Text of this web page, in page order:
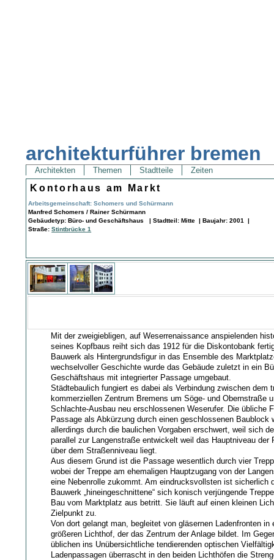
architekturführer bremen
Architekten Themen Stadtteile Zeiten
Kontorhaus am Markt
Arbeitsgemeinschaft: Schomers und Schürmann
Manfred Schomers / Rainer Schürmann
Gebäudetyp: Büro- und Geschäftshaus | Stadtteil: Mitte | Baujahr: 2001 |
Straße:Stintbrücke 1
Mit der zweigiebligen, auf Weserrenaissance anspielenden
seines Kopfbaus reiht sich das 1912 für die Diskontobank
Bauwerk als Hintergrundsfigur in das Ensemble des
wechselvoller Geschichte wurde das Gebäude zuletzt in ein
Geschäftshaus mit integrierter Passage umgebaut.
Städtebaulich fungiert es dabei als Verbindung zwischen dem
kommerziellen Zentrum Bremens um Söge- und Obernstraße
Schlachte-Ausbau neu erschlossenen Weserufer. Die übliche
Passage als Abkürzung durch einen geschlossenen Baublock
allerdings durch die baulichen Vorgaben erschwert, weil sich
parallel zur Langenstraße entwickelt weil das Hauptniveau der
über dem Straßenniveau liegt.
Aus diesem Grund ist die Passage wesentlich durch vier
wobei der Treppe am ehemaligen Hauptzugang von der
eine Nebenrolle zukommt. Am eindrucksvollsten ist sicherlich
Bauwerk „hineingeschnittene“ sich konisch verjüngende
Bau vom Marktplatz aus betritt. Sie läuft auf einen kleinen
Zielpunkt zu.
Von dort gelangt man, begleitet von gläsernen Ladenfronten in
größeren Lichthof, der das Zentrum der Anlage bildet. Im
üblichen ins Unübersichtliche tendierenden optischen
Ladenpassagen überrascht in den beiden Lichthöfen die